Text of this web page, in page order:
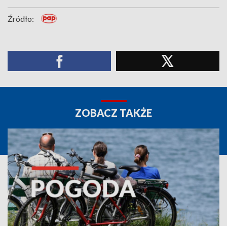
Źródło:
ZOBACZ TAKŻE